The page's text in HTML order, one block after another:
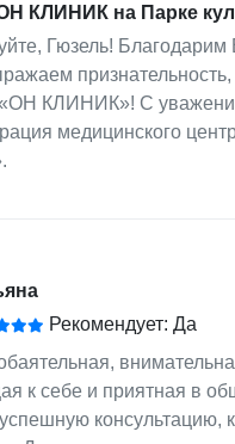
КЛИНИК на Парке
Гюзель!
признательность,
КЛИНИК»! С
медицинского
Рекомендует: Да
к себе и приятная в
консультацию,